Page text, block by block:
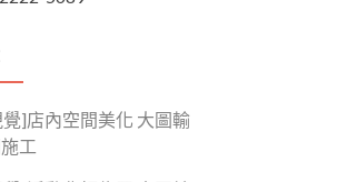
]店內空間美化 大圖輸
工